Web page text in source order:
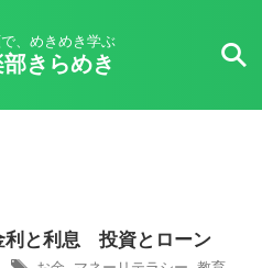
、めきめき学ぶ
きらめき
と利息 投資とローン